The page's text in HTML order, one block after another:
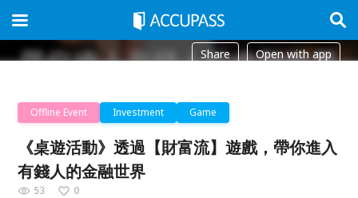
Share Open with app
Offline Event Investment Game
《桌遊活動》透過【財富流】遊戲，帶你進入
有錢人的金融世界
53 0